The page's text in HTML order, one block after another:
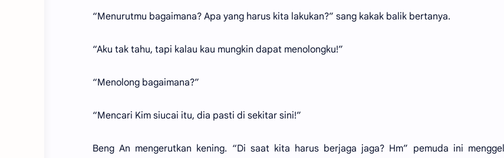
“Menurutmu bagaimana? Apa yang harus kita lakukan?” sang kakak balik bertanya.
“Aku tak tahu, tapi kalau kau mungkin dapat menolongku!”
“Menolong bagaimana?”
“Mencari Kim siucai itu, dia pasti di sekitar sini!”
Beng An mengerutkan kening. “Di saat kita harus berjaga jaga? Hm” pemuda ini